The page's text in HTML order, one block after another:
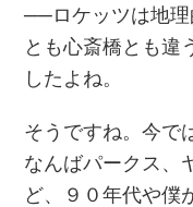
──ロケッツは地理
とも心斎橋とも違
したよね。
そうですね。今で
なんばパークス、
ど、９０年代や僕